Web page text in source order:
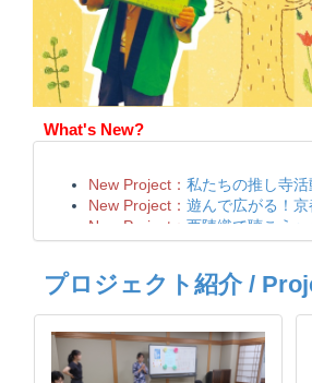
What's New?
プロジェクト紹介 /